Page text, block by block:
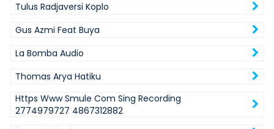
Tulus Radjaversi Koplo
Gus Azmi Feat Buya
La Bomba Audio
Thomas Arya Hatiku
Https Www Smule Com Sing Recording
2774979727 4867312882